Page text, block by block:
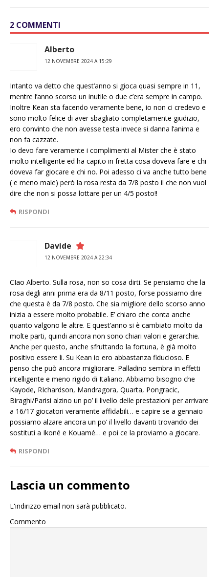
2 COMMENTI
Alberto
12 NOVEMBRE 2024 A 15:29
Intanto va detto che quest’anno si gioca quasi sempre in 11,
mentre l’anno scorso un inutile o due c’era sempre in campo.
Inoltre Kean sta facendo veramente bene, io non ci credevo e
sono molto felice di aver sbagliato completamente giudizio,
ero convinto che non avesse testa invece si danna l’anima e
non fa cazzate.
Io devo fare veramente i complimenti al Mister che è stato
molto intelligente ed ha capito in fretta cosa doveva fare e chi
doveva far giocare e chi no. Poi adesso ci va anche tutto bene
( e meno male) però la rosa resta da 7/8 posto il che non vuol
dire che non si possa lottare per un 4/5 posto!!
RISPONDI
Davide
12 NOVEMBRE 2024 A 22:34
CIao Alberto. Sulla rosa, non so cosa dirti. Se pensiamo che la
rosa degli anni prima era da 8/11 posto, forse possiamo dire
che questa è da 7/8 posto. Che sia migliore dello scorso anno
inizia a essere molto probabile. E’ chiaro che conta anche
quanto valgono le altre. E quest’anno si è cambiato molto da
molte parti, quindi ancora non sono chiari valori e gerarchie.
Anche per questo, anche sfruttando la fortuna, è già molto
positivo essere li. Su Kean io ero abbastanza fiducioso. E
penso che può ancora migliorare. Palladino sembra in effetti
intelligente e meno rigido di Italiano. Abbiamo bisogno che
Kayode, RIchardson, Mandragora, Quarta, Pongracic,
Biraghi/Parisi alzino un po’ il livello delle prestazioni per arrivare
a 16/17 giocatori veramente affidabili… e capire se a gennaio
possiamo alzare ancora un po’ il livello davanti trovando dei
sostituti a Ikoné e Kouamé… e poi ce la proviamo a giocare.
RISPONDI
Lascia un commento
L'indirizzo email non sarà pubblicato.
Commento